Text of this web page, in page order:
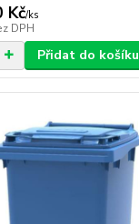
Kč/ks
DPH
Přidat do košíku